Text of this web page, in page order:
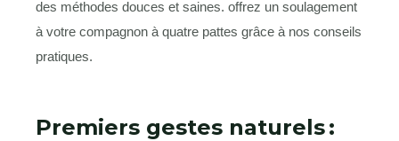
Premiers gestes naturels :